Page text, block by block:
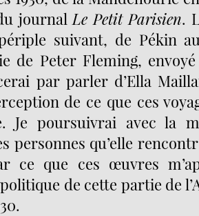
journal Le Petit Parisien.
suivant, de Pékin
de Peter Fleming,
par parler d’Ella
de ce que ces
Je poursuivrai avec la
personnes qu’elle
ce que ces œuvres
de cette partie de